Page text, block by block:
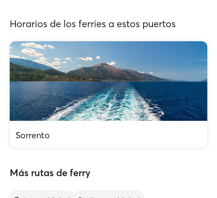
Horarios de los ferries a estos puertos
Sorrento
Más rutas de ferry